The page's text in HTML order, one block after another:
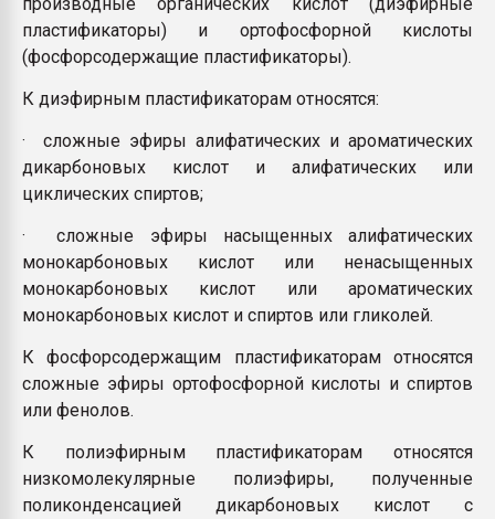
пластификаторы) и ортофосфорной кислоты
(фосфорсодержащие пластификаторы).
К диэфирным пластификаторам относятся:
· сложные эфиры алифатических и ароматических
дикарбоновых кислот и алифатических или
циклических спиртов;
· сложные эфиры насыщенных алифатических
монокарбоновых кислот или ненасыщенных
монокарбоновых кислот или ароматических
монокарбоновых кислот и спиртов или гликолей.
К фосфорсодержащим пластификаторам относятся
сложные эфиры ортофосфорной кислоты и спиртов
или фенолов.
К полиэфирным пластификаторам относятся
низкомолекулярные полиэфиры, полученные
поликонденсацией дикарбоновых кислот с